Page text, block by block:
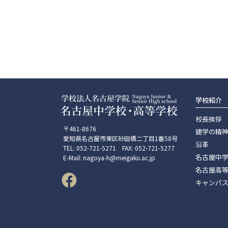
〒461-8676
愛知県名古屋市東区砂田橋二丁目1番58号
TEL: 052-721-5271 FAX: 052-721-5277
E-Mail: nagoya-h@meigaku.ac.jp
学校紹介
校長挨拶
建学の精神
沿革
名古屋中
名古屋高
キャンパ